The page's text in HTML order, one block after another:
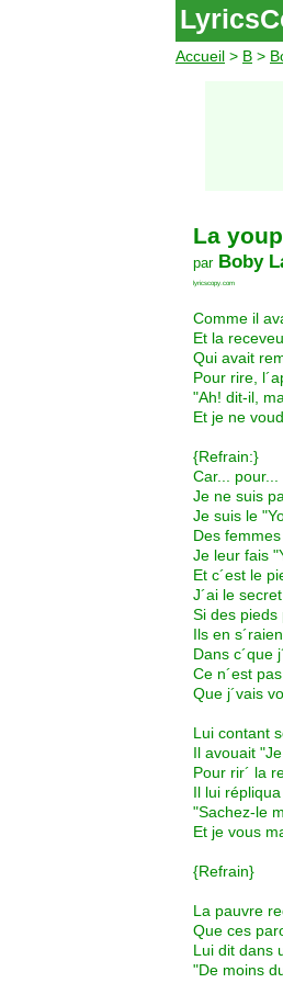
Accueil > B >
La
par Boby
lyricscopy.com
Comme il
Et la
Qui avait
Pour rire,
"Ah! dit-il,
Et je ne
{Refrain:}
Car... pour...
Je ne suis
Je suis le
Des
Je leur fais
Et c´est le
J´ai le
Si des pieds
Ils en
Dans c´que
Ce n´est
Que j´vais
Lui contant
Il avouait
Pour rir´ la
Il lui
"Sachez-le
Et je vous
{Refrain}
La pauvre
Que ces
Lui dit dans
"De moins